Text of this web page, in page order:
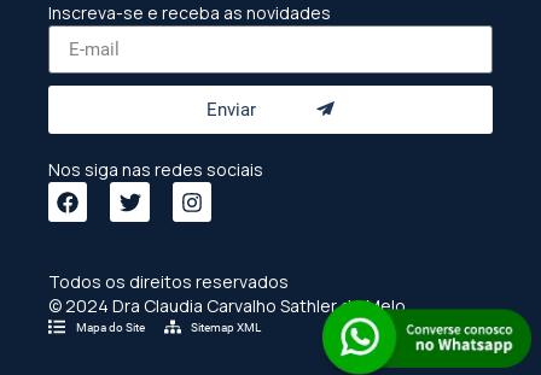
Inscreva-se e receba as novidades
Enviar
Nos siga nas redes sociais
Todos os direitos reservados
© 2024 Dra Claudia Carvalho Sathler de Melo
Mapa do Site Sitemap XML